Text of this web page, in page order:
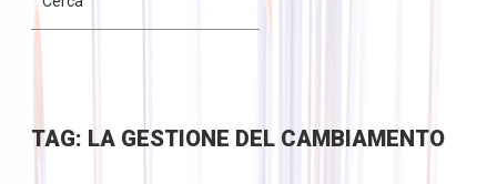
TAG: LA GESTIONE DEL CAMBIAMENTO